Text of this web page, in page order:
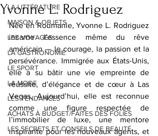
LA LITTÉRATURE
MAISON & OBJETS
LES VOYAGES
LA GASTRONOMIE
LE SPORT
LA MODE
LES TENDANCES
ACHATS À BUDGET/FAITES DES FOLIES
LES SECRETS ET CONSEILS DE BEAUTÉ
Yvonne L. Rodriguez
Née en Roumanie, Yvonne L. Rodriguez
incarne l’essence même du rêve
américain — le courage, la passion et la
persévérance. Immigrée aux États-Unis,
elle a su bâtir une vie empreinte de
réussite, d’élégance et de cœur à Las
Vegas. Aujourd’hui, elle est reconnue
comme une figure respectée de
l’immobilier de luxe, une mentore
inspirante pour les nouveaux agents, et